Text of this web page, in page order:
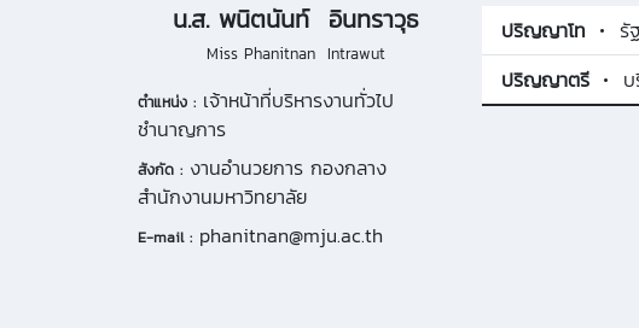
น.ส. พนิตนันท์ อินทราวุธ
Miss Phanitnan Intrawut
ตำแหน่ง : เจ้าหน้าที่บริหารงานทั่วไป
ชำนาญการ
สังกัด : งานอำนวยการ กองกลาง
สำนักงานมหาวิทยาลัย
E-mail : phanitnan@mju.ac.th
ปริญญาโท
รั
ปริญญาตรี